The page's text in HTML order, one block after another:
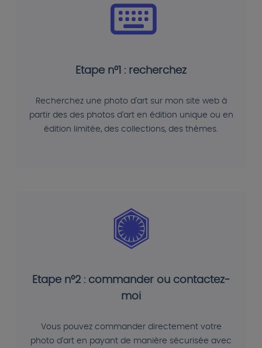
Etape n°1 : recherchez
Recherchez une photo d'art sur mon site web à
partir des des photos d'art en édition unique ou en
édition limitée, des collections, des thèmes.
Etape n°2 : commander ou contactez-
moi
Vous pouvez commander directement votre
photo d'art en payant de manière sécurisée avec